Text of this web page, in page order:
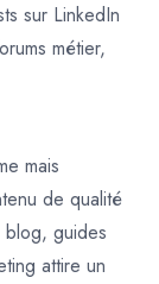
sur LinkedIn
métier,
mais
de qualité
guides
attire un